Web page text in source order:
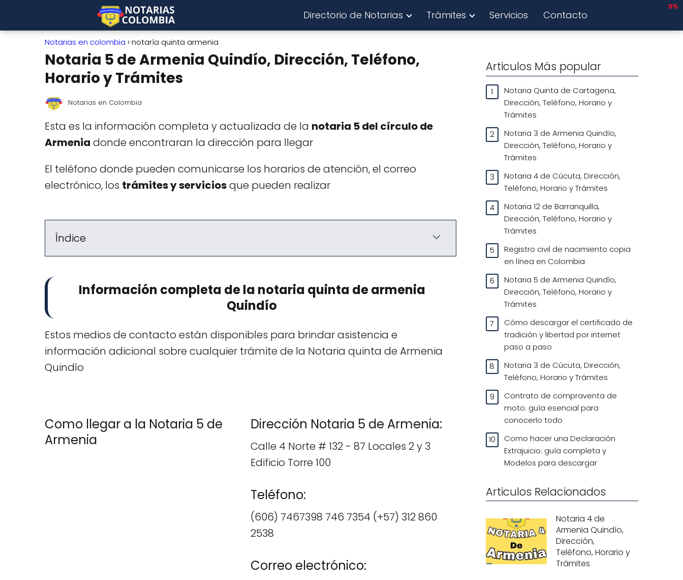
0%
Directorio de Notarias Trámites Servicios Contacto
Notarias en colombia notaría quinta armenia
Notaria 5 de Armenia Quindío, Dirección, Teléfono,
Horario y Trámites
Notarias en Colombia
Esta es la información completa y actualizada de la notaria 5 del círculo de
Armenia donde encontraran la dirección para llegar
El teléfono donde pueden comunicarse los horarios de atención, el correo
electrónico, los trámites y serviciosque pueden realizar
Índice
Información completa de la notaria quinta de armenia
Quindío
Estos medios de contacto están disponibles para brindar asistencia e
información adicional sobre cualquier trámite de la Notaria quinta de Armenia
Quindío
Como llegar a la Notaria 5 de
Armenia
Dirección Notaria 5 de Armenia:
Calle 4 Norte # 132 - 87 Locales 2 y 3
Edificio Torre 100
Teléfono:
(606) 7467398 746 7354 (+57) 312 860
2538
Correo electrónico:
Articulos Más popular
Notaria Quinta de Cartagena,
Dirección, Teléfono, Horario y
Trámites
Notaria 3 de Armenia Quindío,
Dirección, Teléfono, Horario y
Trámites
Notaria 4 de Cúcuta, Dirección,
Teléfono, Horario y Trámites
Notaria 12 de Barranquilla,
Dirección, Teléfono, Horario y
Trámites
Registro civil de nacimiento copia
en línea en Colombia
Notaria 5 de Armenia Quindío,
Dirección, Teléfono, Horario y
Trámites
Cómo descargar el certificado de
tradición y libertad por internet
paso a paso
Notaria 3 de Cúcuta, Dirección,
Teléfono, Horario y Trámites
Contrato de compraventa de
moto: guía esencial para
conocerlo todo
Como hacer una Declaración
Extrajuicio: guía completa y
Modelos para descargar
Articulos Relacionados
Notaria 4 de
Armenia Quindío,
Dirección,
Teléfono, Horario y
Trámites